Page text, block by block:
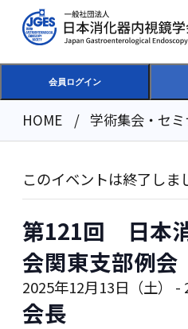
会員ログイン
HOME 学術集会・セ
このイベントは終了しま
第121回 日本
会関東支部例会
2025年12月13日（土） -
会長